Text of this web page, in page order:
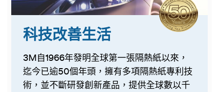
科技改善生活
3M自1966年發明全球第一張隔熱紙以來，
迄今已逾50個年頭，擁有多項隔熱紙專利技
術，並不斷研發創新產品，提供全球數以千